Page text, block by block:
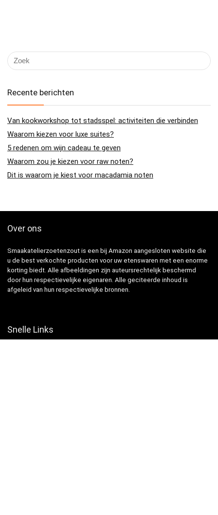
Recente berichten
Van kookworkshop tot stadsspel: activiteiten die verbinden
Waarom kiezen voor luxe suites?
5 redenen om wijn cadeau te geven
Waarom zou je kiezen voor raw noten?
Dit is waarom je kiest voor macadamia noten
Over ons
Smaakatelierzoetenzout is een bij Amazon aangesloten website die
u de best verkochte producten voor uw etenswaren met een enorme
korting biedt. Alle afbeeldingen zijn auteursrechtelijk beschermd
door hun respectievelijke eigenaren. Alle geciteerde inhoud is
afgeleid van hun respectievelijke bronnen.
Snelle Links